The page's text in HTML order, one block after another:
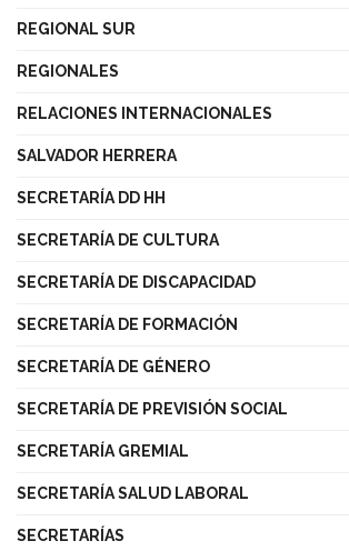
REGIONAL SUR
REGIONALES
RELACIONES INTERNACIONALES
SALVADOR HERRERA
SECRETARÍA DD HH
SECRETARÍA DE CULTURA
SECRETARÍA DE DISCAPACIDAD
SECRETARÍA DE FORMACIÓN
SECRETARÍA DE GÉNERO
SECRETARÍA DE PREVISIÓN SOCIAL
SECRETARÍA GREMIAL
SECRETARÍA SALUD LABORAL
SECRETARÍAS